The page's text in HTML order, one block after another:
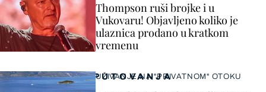
Thompson ruši brojke i u
Vukovaru! Objavljeno koliko je
ulaznica prodano u kratkom
vremenu
PUTOVANJA
UŽIVANJE NA "PRIVATNOM" OTOKU